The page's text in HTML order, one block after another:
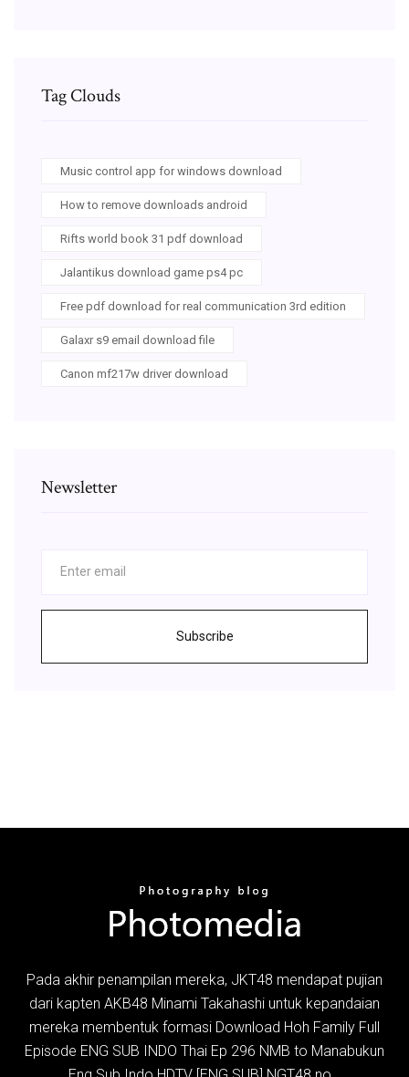
Tag Clouds
Music control app for windows download
How to remove downloads android
Rifts world book 31 pdf download
Jalantikus download game ps4 pc
Free pdf download for real communication 3rd edition
Galaxr s9 email download file
Canon mf217w driver download
Newsletter
Subscribe
Pada akhir penampilan mereka, JKT48 mendapat pujian
dari kapten AKB48 Minami Takahashi untuk kepandaian
mereka membentuk formasi Download Hoh Family Full
Episode ENG SUB INDO Thai Ep 296 NMB to Manabukun